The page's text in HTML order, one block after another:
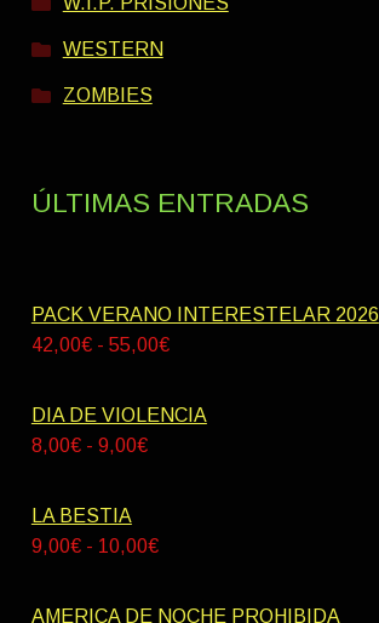
WESTERN
ZOMBIES
ÚLTIMAS ENTRADAS
PACK VERANO INTERESTELAR 2026
42,00€ - 55,00€Rango
precios:
DIA DE VIOLENCIA
8,00€ - 9,00€Rango
desde
LA BESTIA
9,00€ - 10,00€Rango
precios:
AMERICA DE NOCHE PROHIBIDA